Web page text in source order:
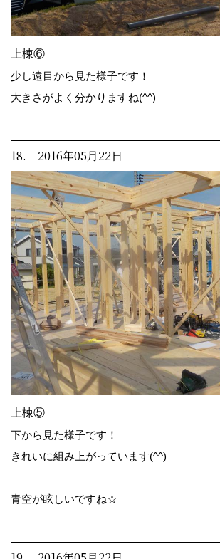
上棟⑥
少し遠目から見た様子です！
大きさがよく分かりますね(^^)
18. 2016年05月22日
上棟⑤
下から見た様子です！
きれいに組み上がっています(^^)
青空が眩しいですね☆